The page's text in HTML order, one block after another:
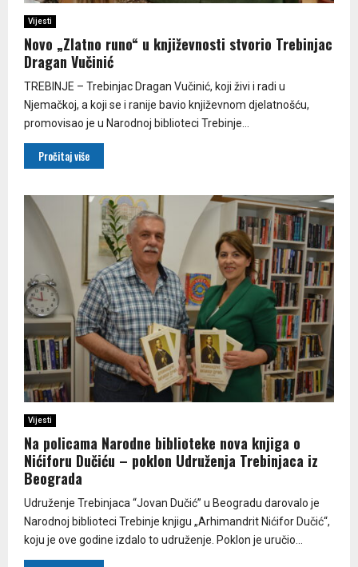
Vijesti
Novo „Zlatno runo“ u književnosti stvorio Trebinjac
Dragan Vučinić
TREBINJE – Trebinjac Dragan Vučinić, koji živi i radi u
Njemačkoj, a koji se i ranije bavio književnom djelatnošću,
promovisao je u Narodnoj biblioteci Trebinje...
Pročitaj više
Vijesti
Na policama Narodne biblioteke nova knjiga o
Nićiforu Dučiću – poklon Udruženja Trebinjaca iz
Beograda
Udruženje Trebinjaca “Jovan Dučić” u Beogradu darovalo je
Narodnoj biblioteci Trebinje knjigu „Arhimandrit Nićifor Dučić“,
koju je ove godine izdalo to udruženje. Poklon je uručio...